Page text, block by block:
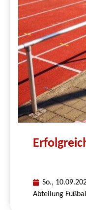
So.,
Abteilung